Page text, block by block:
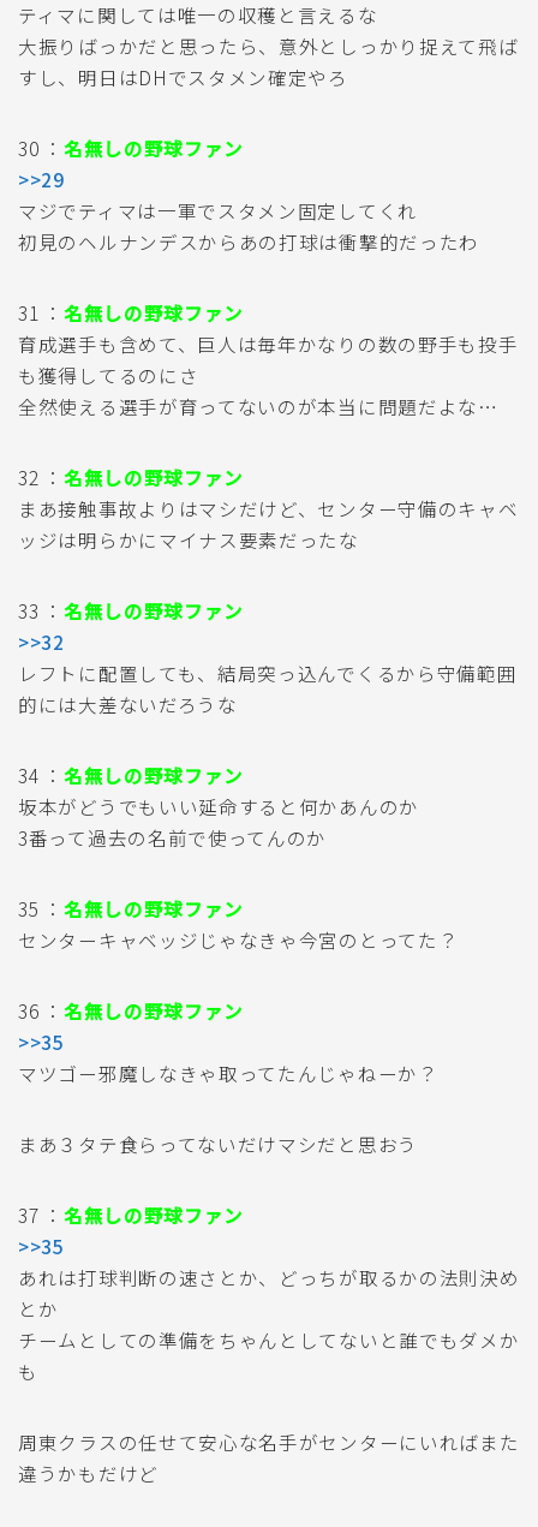
ティマに関しては唯一の収穫と言えるな
大振りばっかだと思ったら、意外としっかり捉えて飛ば
すし、明日はDHでスタメン確定やろ
30 ： 名無しの野球ファン
>>29
マジでティマは一軍でスタメン固定してくれ
初見のヘルナンデスからあの打球は衝撃的だったわ
31 ： 名無しの野球ファン
育成選手も含めて、巨人は毎年かなりの数の野手も投手
も獲得してるのにさ
全然使える選手が育ってないのが本当に問題だよな…
32 ： 名無しの野球ファン
まあ接触事故よりはマシだけど、センター守備のキャベ
ッジは明らかにマイナス要素だったな
33 ： 名無しの野球ファン
>>32
レフトに配置しても、結局突っ込んでくるから守備範囲
的には大差ないだろうな
34 ： 名無しの野球ファン
坂本がどうでもいい延命すると何かあんのか
3番って過去の名前で使ってんのか
35 ： 名無しの野球ファン
センターキャベッジじゃなきゃ今宮のとってた？
36 ： 名無しの野球ファン
>>35
マツゴー邪魔しなきゃ取ってたんじゃねーか？
まあ３タテ食らってないだけマシだと思おう
37 ： 名無しの野球ファン
>>35
あれは打球判断の速さとか、どっちが取るかの法則決め
とか
チームとしての準備をちゃんとしてないと誰でもダメか
も
周東クラスの任せて安心な名手がセンターにいればまた
違うかもだけど